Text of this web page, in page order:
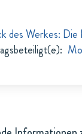
des Werkes:
: